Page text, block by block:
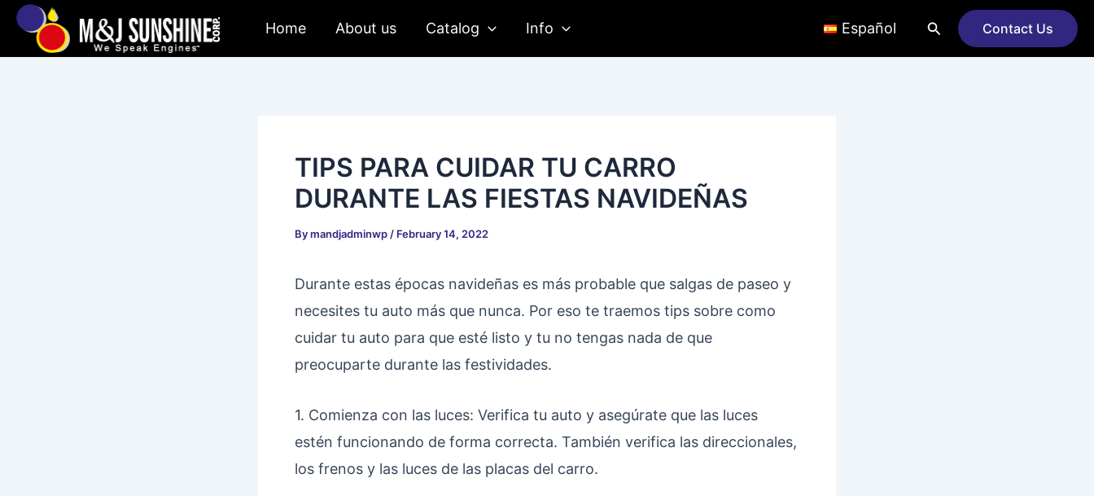
Skip
Home About us Catalog Info Español Search Contact Us
TIPS PARA CUIDAR TU CARRO
DURANTE LAS FIESTAS NAVIDEÑAS
Bymandjadminwp / February 14, 2022
Durante estas épocas navideñas es más probable que salgas de paseo y
necesites tu auto más que nunca. Por eso te traemos tips sobre como
cuidar tu auto para que esté listo y tu no tengas nada de que
preocuparte durante las festividades.
1. Comienza con las luces: Verifica tu auto y asegúrate que las luces
estén funcionando de forma correcta. También verifica las direccionales,
los frenos y las luces de las placas del carro.
navigation